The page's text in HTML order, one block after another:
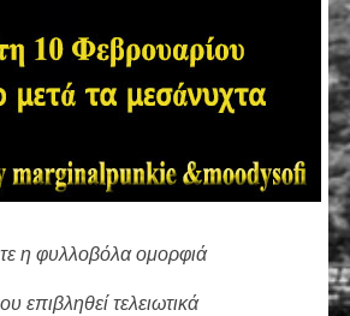
η φυλλοβόλα ομορφιά
επιβληθεί τελειωτικά